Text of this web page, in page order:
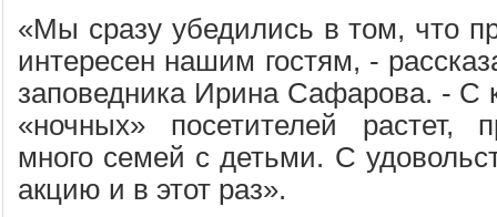
«Мы сразу убедились в том, что
интересен нашим гостям, -
заповедника Ирина Сафарова. - С
«ночных» посетителей растет,
много семей с детьми. С
акцию и в этот раз».